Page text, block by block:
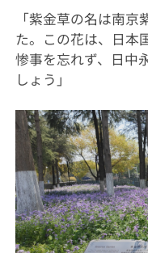
「紫金草の名は南
た。この花は、日本
惨事を忘れず、日中
しょう」